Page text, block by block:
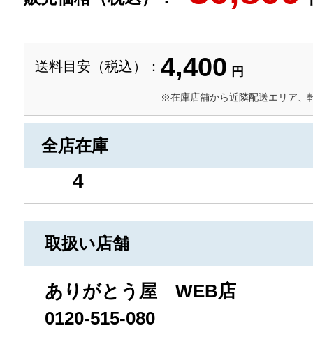
送料目安（税込）： 4,400 円
※在庫店舗から近隣配送エリア、
全店在庫
4
取扱い店舗
ありがとう屋 WEB店
0120-515-080